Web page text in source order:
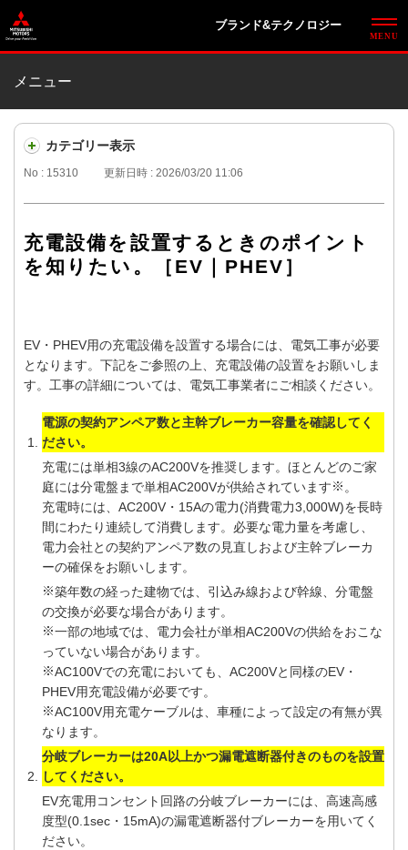
ブランド&テクノロジー
メニュー
カテゴリー表示
No : 15310 更新日時 : 2026/03/20 11:06
充電設備を設置するときのポイント
を知りたい。［EV｜PHEV］
EV・PHEV用の充電設備を設置する場合には、電気工事が必要
となります。下記をご参照の上、充電設備の設置をお願いしま
す。工事の詳細については、電気工事業者にご相談ください。
電源の契約アンペア数と主幹ブレーカー容量を確認してく
ださい。
充電には単相3線のAC200Vを推奨します。ほとんどのご家
庭には分電盤まで単相AC200Vが供給されています※。
充電時には、AC200V・15Aの電力(消費電力3,000W)を長時
間にわたり連続して消費します。必要な電力量を考慮し、
電力会社との契約アンペア数の見直しおよび主幹ブレーカ
ーの確保をお願いします。
※築年数の経った建物では、引込み線および幹線、分電盤
の交換が必要な場合があります。
※一部の地域では、電力会社が単相AC200Vの供給をおこな
っていない場合があります。
※AC100Vでの充電においても、AC200Vと同様のEV・
PHEV用充電設備が必要です。
※AC100V用充電ケーブルは、車種によって設定の有無が異
なります。
分岐ブレーカーは20A以上かつ漏電遮断器付きのものを設置
してください。
EV充電用コンセント回路の分岐ブレーカーには、高速高感
度型(0.1sec・15mA)の漏電遮断器付ブレーカーを用いてく
ださい。